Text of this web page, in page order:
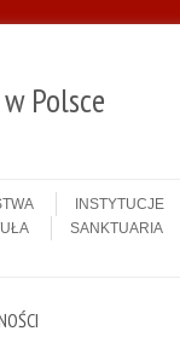
Polsce
INSTYTUCJE
SANKTUARIA